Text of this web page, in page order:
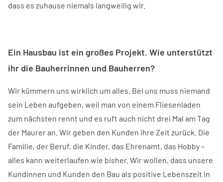
dass es zuhause niemals langweilig wir.
Ein Hausbau ist ein großes Projekt. Wie unterstützt
ihr die Bauherrinnen und Bauherren?
Wir kümmern uns wirklich um alles. Bei uns muss niemand
sein Leben aufgeben, weil man von einem Fliesenladen
zum nächsten rennt und es ruft auch nicht drei Mal am Tag
der Maurer an. Wir geben den Kunden ihre Zeit zurück. Die
Familie, der Beruf, die Kinder, das Ehrenamt, das Hobby –
alles kann weiterlaufen wie bisher. Wir wollen, dass unsere
Kundinnen und Kunden den Bau als positive Lebenszeit in